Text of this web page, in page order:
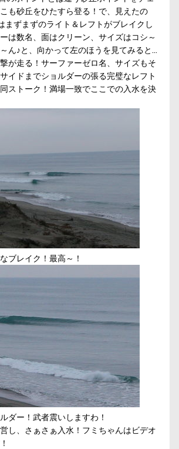
も砂丘をひたすら登る！で、見えたの
まずまずのライト＆レフトがブレイクし
は数名、面はクリーン、サイズはコシ～
ん♪と、向かって左のほうを見てみると…
が走る！サーファーゼロ名、サイズもそ
イドまでショルダーの張る完璧なレフト
ストーク！満場一致でここでの入水を決
ブレイク！最高～！
ダー！武者震いしますわ！
し、さぁさぁ入水！フミちゃんはビデオ